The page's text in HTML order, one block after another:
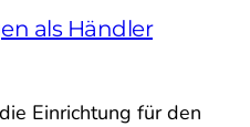
als Händler
Einrichtung für den